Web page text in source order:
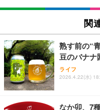
EIZO ビジネ
￥109,572
【純正品】
フック付き（
【
ト] [ギフト
￥2,249
霧島酒造 チ
00ml×2本 ]
松阪牛 グル
べ物 冷凍 高
寄せ グルメ
￥4,000
父の日ギフ
冊 ブルー花
お取り寄せ
関
熟す前の“
豆のバナナ
ライフ
2026.4.22(水)
なか卯、7